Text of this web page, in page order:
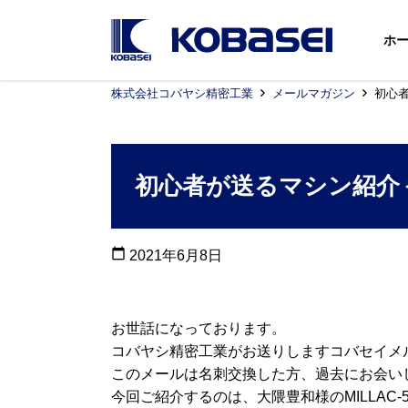
ホ
株式会社コバヤシ精密工業 メールマガジン 初心
初心者が送るマシン紹
calendar_today 2021年6月8日
お世話になっております。
コバヤシ精密工業がお送りしますコバセイ
このメールは名刺交換した方、過去にお会
今回ご紹介するのは、大隈豊和様の